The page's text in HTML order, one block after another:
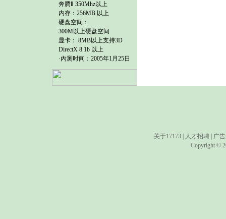
奔腾Ⅱ 350Mhz以上
内存：256MB 以上
硬盘空间：
300M以上硬盘空间
显卡： 8MB以上支持3D
DirectX 8.1b 以上
·內测时间：2005年1月25日
关于17173 人才招聘
广
Copyright ©